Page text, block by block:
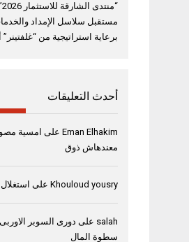
مستقبل سلاسل الإمداد
برعاية استراتيجية من “غلفتينر”
أحدث التعليقات
Eman Elhakim على امسية
معندهاش ذوق
Khouloud yousry على استغلال
salah على دورى السوبر
سطوة المال